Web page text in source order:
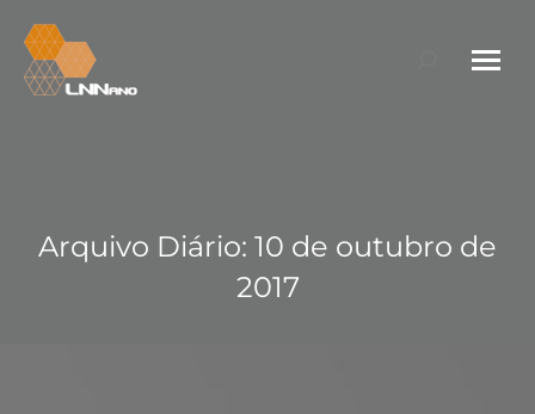
Search:
Arquivo Diário: 10 de outubro de
2017